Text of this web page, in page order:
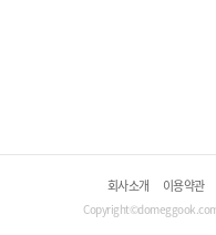
회사소개 이용약관